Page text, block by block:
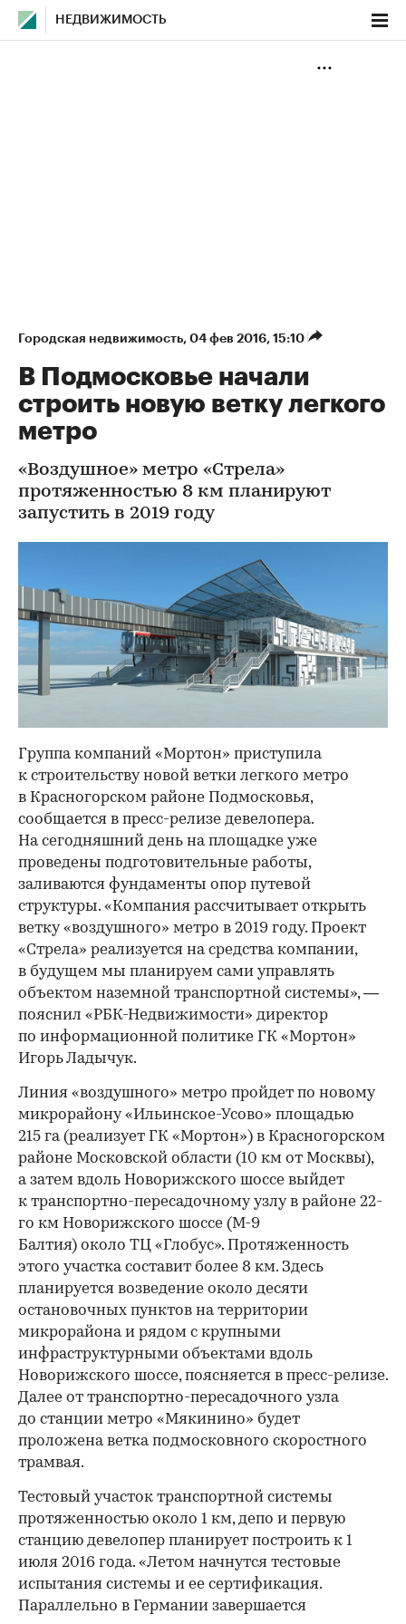
НЕДВИЖИМОСТЬ
Городская недвижимость⁠, 04 фев 2016, 15:10
В Подмосковье начали
строить новую ветку легкого
метро
«Воздушное» метро «Стрела»
протяженностью 8 км планируют
запустить в 2019 году
Группа компаний «Мортон» приступила
к строительству новой ветки легкого метро
в Красногорском районе Подмосковья,
сообщается в пресс-релизе девелопера.
На сегодняшний день на площадке уже
проведены подготовительные работы,
заливаются фундаменты опор путевой
структуры. «Компания рассчитывает открыть
ветку «воздушного» метро в 2019 году. Проект
«Стрела» реализуется на средства компании,
в будущем мы планируем сами управлять
объектом наземной транспортной системы», —
пояснил «РБК-Недвижимости» директор
по информационной политике ГК «Мортон»
Игорь Ладычук.
Линия «воздушного» метро пройдет по новому
микрорайону «Ильинское-Усово» площадью
215 га (реализует ГК «Мортон») в Красногорском
районе Московской области (10 км от Москвы),
а затем вдоль Новорижского шоссе выйдет
к транспортно-пересадочному узлу в районе 22-
го км Новорижского шоссе (М-9
Балтия) около ТЦ «Глобус». Протяженность
этого участка составит более 8 км. Здесь
планируется возведение около десяти
остановочных пунктов на территории
микрорайона и рядом с крупными
инфраструктурными объектами вдоль
Новорижского шоссе, поясняется в пресс-релизе.
Далее от транспортно-пересадочного узла
до станции метро «Мякинино» будет
проложена ветка подмосковного скоростного
трамвая.
Тестовый участок транспортной системы
протяженностью около 1 км, депо и первую
станцию девелопер планирует построить к 1
июля 2016 года. «Летом начнутся тестовые
испытания системы и ее сертификация.
Параллельно в Германии завершается